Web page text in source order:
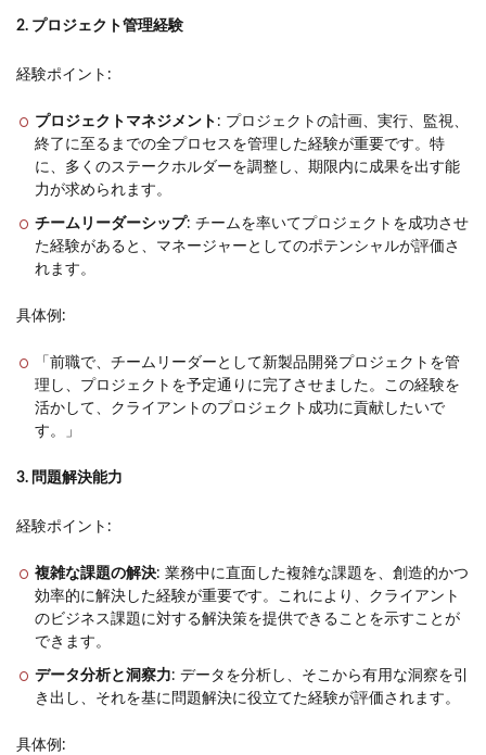
2. プロジェクト管理経験
経験ポイント:
プロジェクトマネジメント : プロジェクトの計画、実行、監視、
終了に至るまでの全プロセスを管理した経験が重要です。特
に、多くのステークホルダーを調整し、期限内に成果を出す能
力が求められます。
チームリーダーシップ: チームを率いてプロジェクトを成功させ
た経験があると、マネージャーとしてのポテンシャルが評価さ
れます。
具体例:
「前職で、チームリーダーとして新製品開発プロジェクトを管
理し、プロジェクトを予定通りに完了させました。この経験を
活かして、クライアントのプロジェクト成功に貢献したいで
す。」
3. 問題解決能力
経験ポイント:
複雑な課題の解決: 業務中に直面した複雑な課題を、創造的かつ
効率的に解決した経験が重要です。これにより、クライアント
のビジネス課題に対する解決策を提供できることを示すことが
できます。
データ分析と洞察力 : データを分析し、そこから有用な洞察を引
き出し、それを基に問題解決に役立てた経験が評価されます。
具体例: